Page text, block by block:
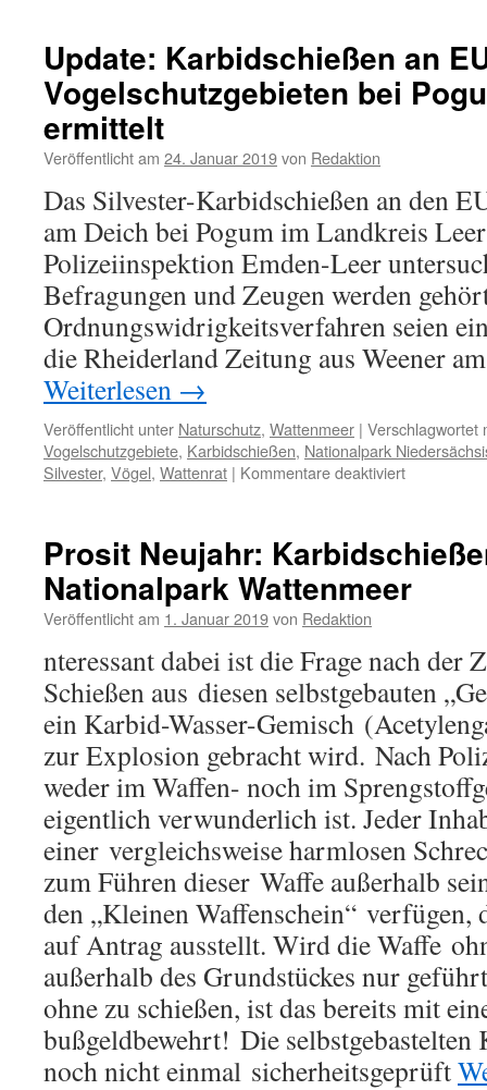
Update: Karbidschießen an
Vogelschutzgebieten bei
ermittelt
Veröffentlicht am 24. Januar 2019von Redaktion
Das Silvester-Karbidschießen an den
am Deich bei Pogum im Landkreis
Polizeiinspektion Emden-Leer
Befragungen und Zeugen werden
Ordnungswidrigkeitsverfahren seien
die Rheiderland Zeitung aus Weener
Weiterlesen →
Veröffentlicht unter Naturschutz, Wattenmeer | Verschlagwortet
Vogelschutzgebiete, Karbidschießen, Nationalpark
Silvester, Vögel, Wattenrat | Kommentare deaktiviertfür
EU-
bei
ermittelt
Prosit Neujahr:
Nationalpark Wattenmeer
Veröffentlicht am 1. Januar 2019von Redaktion
nteressant dabei ist die Frage nach der
Schießen aus diesen selbstgebauten
ein Karbid-Wasser-Gemisch
zur Explosion gebracht wird. Nach
weder im Waffen- noch im
eigentlich verwunderlich ist. Jeder
einer vergleichsweise harmlosen
zum Führen dieser Waffe außerhalb
den „Kleinen Waffenschein“ verfügen,
auf Antrag ausstellt. Wird die Waffe
außerhalb des Grundstückes nur
ohne zu schießen, ist das bereits mit
bußgeldbewehrt! Die
noch nicht einmal sicherheitsgeprüft